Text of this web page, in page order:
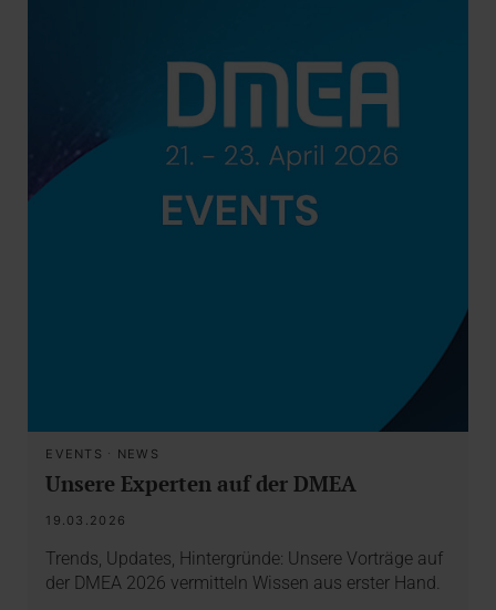
EVENTS · NEWS
Unsere Experten auf der DMEA
19.03.2026
Trends, Updates, Hintergründe: Unsere Vorträge auf
der DMEA 2026 vermitteln Wissen aus erster Hand.